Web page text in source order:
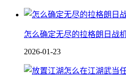
怎么确定无尽的拉格朗日战
2026-01-23